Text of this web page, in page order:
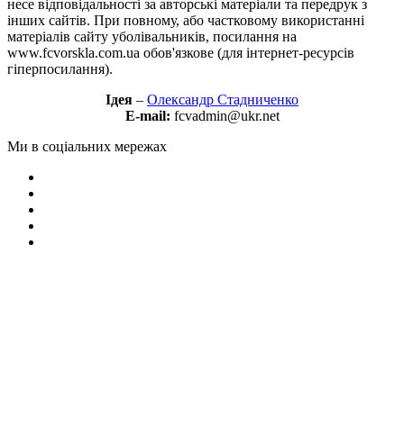
несе відповідальності за авторські матеріали та передрук з
інших сайтів. При повному, або частковому використанні
матеріалів сайту уболівальників, посилання на
www.fcvorskla.com.ua обов'язкове (для інтернет-ресурсів
гіперпосилання).
Ідея – Олександр Стадниченко
E-mail: fcvadmin@ukr.net
Ми в соціальних мережах